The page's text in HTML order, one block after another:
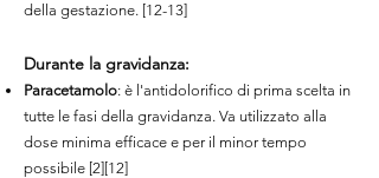
della gestazione. [12-13]
Durante la gravidanza:
Paracetamolo: è l'antidolorifico di prima scelta in
tutte le fasi della gravidanza. Va utilizzato alla
dose minima efficace e per il minor tempo
possibile [2][12]